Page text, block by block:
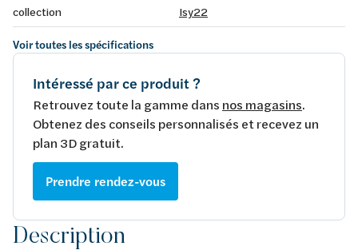
collection
Isy22
Voir toutes les spécifications
Intéressé par ce produit ?
Retrouvez toute la gamme dans nos magasins.
Obtenez des conseils personnalisés et recevez un
plan 3D gratuit.
Prendre rendez-vous
Description